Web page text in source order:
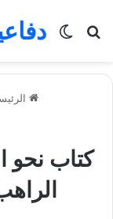
بحث
الوضع